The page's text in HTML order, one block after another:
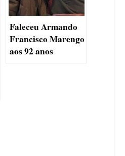
Faleceu Armando
Francisco Marengo
aos 92 anos